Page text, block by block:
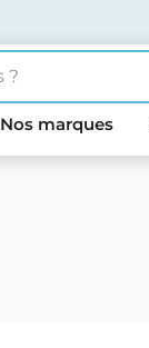
Nos marques